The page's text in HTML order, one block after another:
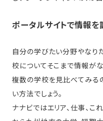
ポータルサイトで情報を
自分の学びたい分野やなり
校についてそこまで情報が
複数の学校を見比べてみる
い方法でしょう。
ナナビではエリア、仕事、